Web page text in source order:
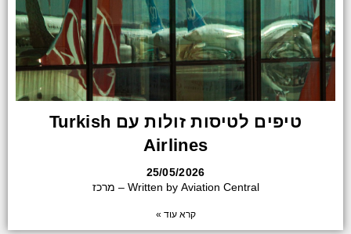
טיפים לטיסות זולות עם Turkish
Airlines
25/05/2026
Written by Aviation Central – מרכז
קרא עוד »